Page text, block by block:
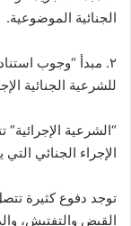
الجنائية الموضوعية.
٢. مبدأ “وجوب
للشرعية الجنائية
“الشرعية
الإجراء الجنائي
توجد دفوع كثيرة
القبض والتفتيش،